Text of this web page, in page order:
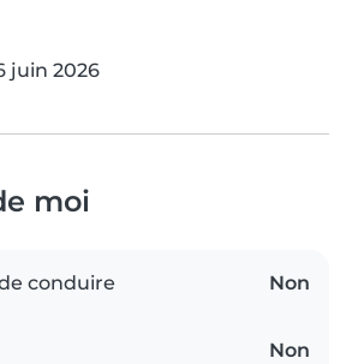
juin 2026
moi
conduire Non
Non